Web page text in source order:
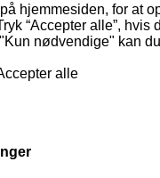
hjemmesiden, for at
“Accepter alle”, hvis
nødvendige" kan
alle